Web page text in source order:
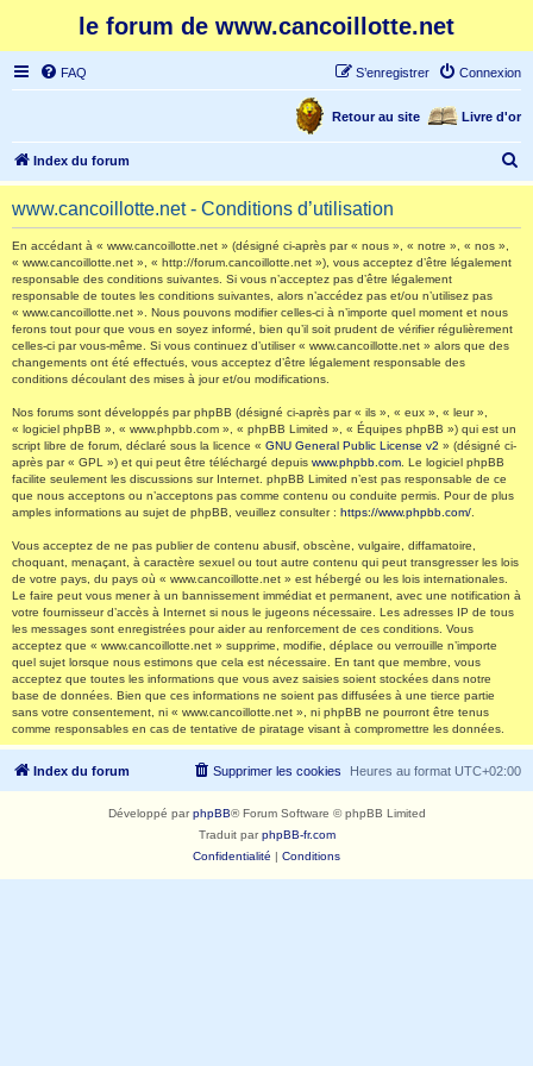
le forum de www.cancoillotte.net
FAQ Connexion
S’enregistrer
Livre d'or
Retour au site
Index du forum
e
www.cancoillotte.net - Conditions d’utilisation
En accédant à « www.cancoillotte.net » (désigné ci-après par « nous », « notre », « nos »,
« www.cancoillotte.net », « http://forum.cancoillotte.net »), vous acceptez d’être légalement
responsable des conditions suivantes. Si vous n’acceptez pas d’être légalement
responsable de toutes les conditions suivantes, alors n’accédez pas et/ou n’utilisez pas
« www.cancoillotte.net ». Nous pouvons modifier celles-ci à n’importe quel moment et nous
ferons tout pour que vous en soyez informé, bien qu’il soit prudent de vérifier régulièrement
celles-ci par vous-même. Si vous continuez d’utiliser « www.cancoillotte.net » alors que des
changements ont été effectués, vous acceptez d’être légalement responsable des
conditions découlant des mises à jour et/ou modifications.
Nos forums sont développés par phpBB (désigné ci-après par « ils », « eux », « leur »,
« logiciel phpBB », « www.phpbb.com », « phpBB Limited », « Équipes phpBB ») qui est un
script libre de forum, déclaré sous la licence « GNU General Public License v2 » (désigné ci-
après par « GPL ») et qui peut être téléchargé depuis www.phpbb.com . Le logiciel phpBB
facilite seulement les discussions sur Internet. phpBB Limited n’est pas responsable de ce
que nous acceptons ou n’acceptons pas comme contenu ou conduite permis. Pour de plus
amples informations au sujet de phpBB, veuillez consulter : https://www.phpbb.com/
Vous acceptez de ne pas publier de contenu abusif, obscène, vulgaire, diffamatoire,
choquant, menaçant, à caractère sexuel ou tout autre contenu qui peut transgresser les lois
de votre pays, du pays où « www.cancoillotte.net » est hébergé ou les lois internationales.
Le faire peut vous mener à un bannissement immédiat et permanent, avec une notification à
votre fournisseur d’accès à Internet si nous le jugeons nécessaire. Les adresses IP de tous
les messages sont enregistrées pour aider au renforcement de ces conditions. Vous
acceptez que « www.cancoillotte.net » supprime, modifie, déplace ou verrouille n’importe
quel sujet lorsque nous estimons que cela est nécessaire. En tant que membre, vous
acceptez que toutes les informations que vous avez saisies soient stockées dans notre
base de données. Bien que ces informations ne soient pas diffusées à une tierce partie
sans votre consentement, ni « www.cancoillotte.net », ni phpBB ne pourront être tenus
comme responsables en cas de tentative de piratage visant à compromettre les données.
Index du forum Heures au format UTC+02:00
Supprimer les cookies
Développé parphpBB® Forum Software © phpBB Limited
Traduit parphpBB-fr.com
Confidentialité | Conditions